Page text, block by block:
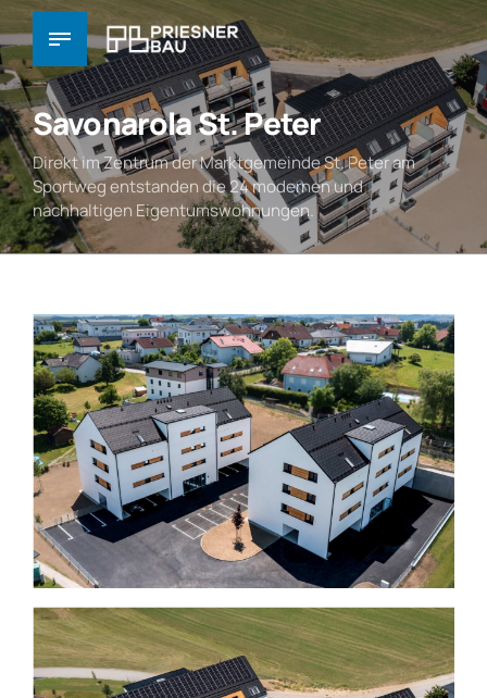
Savonarola St. Peter
Direkt im Zentrum der Marktgemeinde St. Peter am
Sportweg entstanden die 24 modernen und
nachhaltigen Eigentumswohnungen.